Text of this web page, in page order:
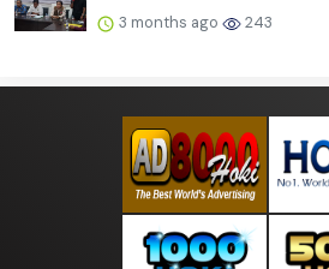
3 months ago 243